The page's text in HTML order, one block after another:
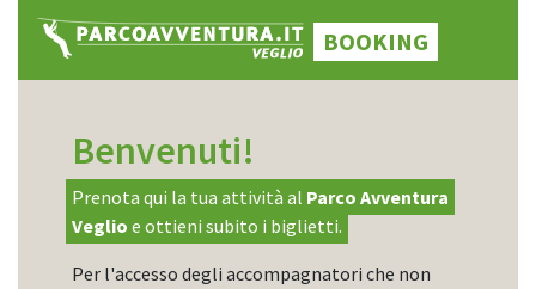
BOOKING
Benvenuti!
Prenota qui la tua attività al Parco Avventura
Veglio e ottieni subito i biglietti.
Per l'accesso degli accompagnatori che non